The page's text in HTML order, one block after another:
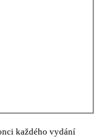
každého vydání